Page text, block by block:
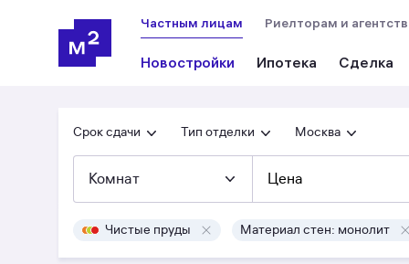
Частным лицам
Новостройки Ипотека Сделка
Риелторам и
Срок сдачи Тип отделки Москва
Комнат Цена
Чистые пруды Материал стен: монолит